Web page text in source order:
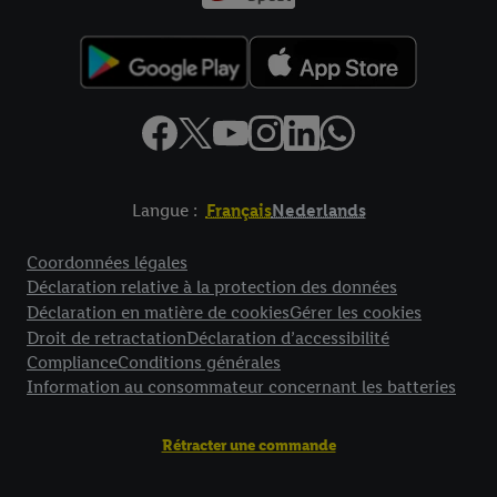
Langue : FrançaisNederlands
Coordonnées légales
Déclaration relative à la protection des données
Déclaration en matière de cookiesGérer les cookies
Droit de retractationDéclaration d’accessibilité
ComplianceConditions générales
Information au consommateur concernant les batteries
Rétracter une commande